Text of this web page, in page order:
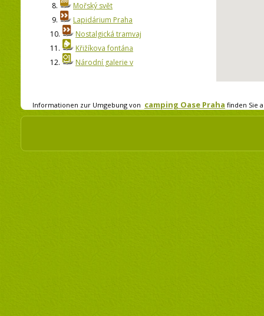
8.
Mořský svět
9.
Lapidárium Praha
10.
Nostalgická tramvaj
11.
Křižíkova fontána
12.
Národní galerie v
Informationen zur Umgebung von camping Oase Praha finden Sie